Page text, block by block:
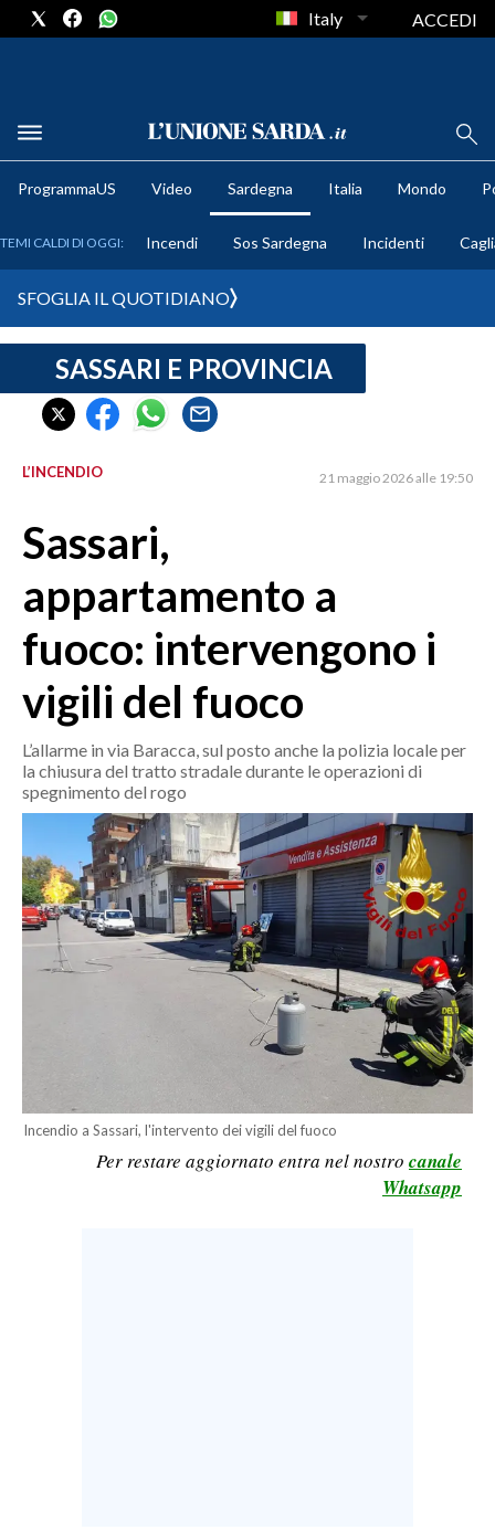
METEO
CRONACA SARDEGNA
CAGLIARI
SULCIS IGLESIENTE
ORISTANO E PROVINCIA
SASSARI E PROVINCIA
GALLURA
NUORO E PROVINCIA
OGLIASTRA
AGENDA
CRONACA
ITALIA
POLITICA
ECONOMIA
SPORT IN SARDEGNA
Italy ACCEDI
ProgrammaUS Video Sardegna Italia Mondo
TEMI CALDI DI OGGI: Incendi Sos Sardegna Incidenti
SFOGLIA IL QUOTIDIANO
SASSARI E PROVINCIA
L’INCENDIO 21 maggio 2026 alle 19:50
Sassari,
appartamento a
fuoco: intervengono i
vigili del fuoco
L’allarme in via Baracca, sul posto anche la polizia locale per
la chiusura del tratto stradale durante le operazioni di
spegnimento del rogo
Incendio a Sassari, l'intervento dei vigili del fuoco
Per restare aggiornato entra nel nostro canale
Whatsapp